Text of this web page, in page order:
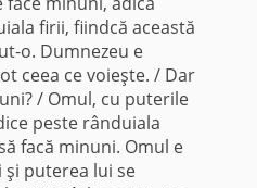
firii, fiindcă această
o. Dumnezeu e
ceea ce voieşte. / Dar
/ Omul, cu puterile
peste rânduiala
facă minuni. Omul e
puterea lui se